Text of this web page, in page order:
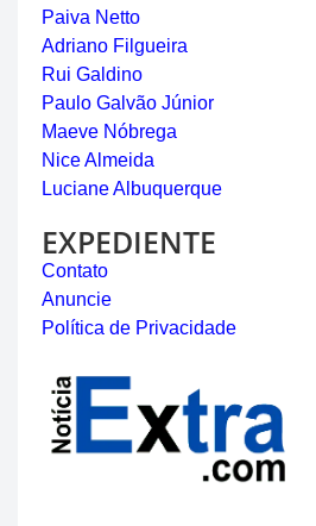
Paiva Netto
Adriano Filgueira
Rui Galdino
Paulo Galvão Júnior
Maeve Nóbrega
Nice Almeida
Luciane Albuquerque
EXPEDIENTE
Contato
Anuncie
Política de Privacidade